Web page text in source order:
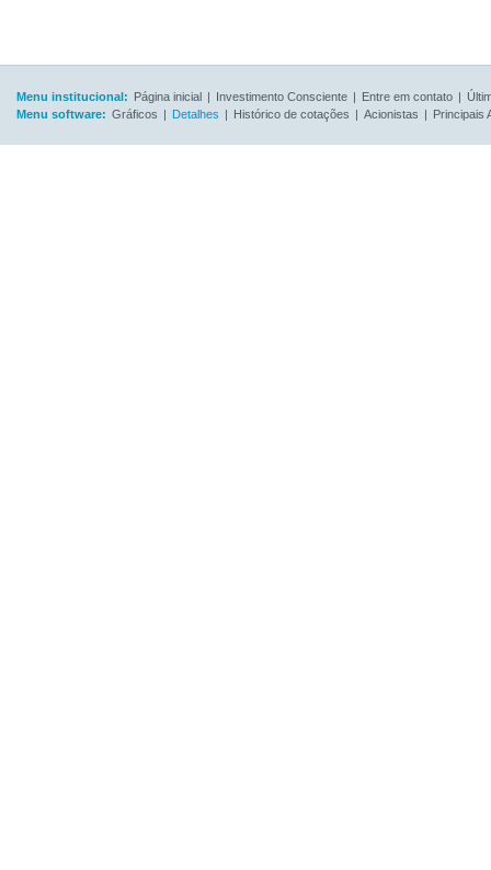
Menu institucional: Página inicial | Investimento Consciente | Entre em contato |
Menu software: Gráficos | Detalhes | Histórico de cotações | Acionistas | Principais